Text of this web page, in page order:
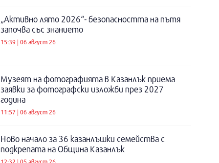
„Активно лято 2026“- безопасността на пътя
започва със знанието
15:39 | 06 август 26
Музеят на фотографията в Казанлък приема
заявки за фотографски изложби през 2027
година
11:57 | 06 август 26
Ново начало за 36 казанлъшки семейства с
подкрепата на Община Казанлък
12:32 | 05 август 26